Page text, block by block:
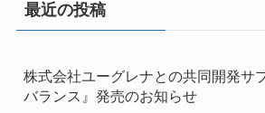
最近の投稿
株式会社ユーグレナとの共同開発サ
バランス』発売のお知らせ